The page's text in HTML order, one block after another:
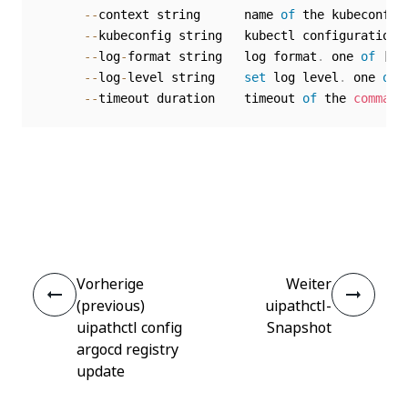
--context string      name of the
-- kubeconfig string   kubectl configuration
--log-format string   log format . one of
--log-level string set log level . one of
--timeout duration    timeout of the command
Vorherige
(previous)
uipathctl config
argocd registry
update
Weiter
uipathctl-
Snapshot